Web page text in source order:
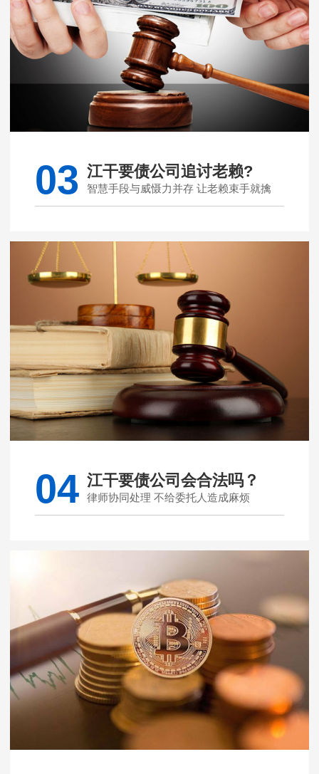
03 江干要债公司追讨老赖?
智慧手段与威慑力并存 让老赖束手就擒
04 江干要债公司会合法吗？
律师协同处理 不给委托人造成麻烦